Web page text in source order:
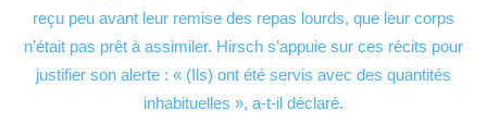
reçu peu avant leur remise des repas lourds, que leur corps
n’était pas prêt à assimiler. Hirsch s’appuie sur ces récits pour
justifier son alerte : « (Ils) ont été servis avec des quantités
inhabituelles », a-t-il déclaré.